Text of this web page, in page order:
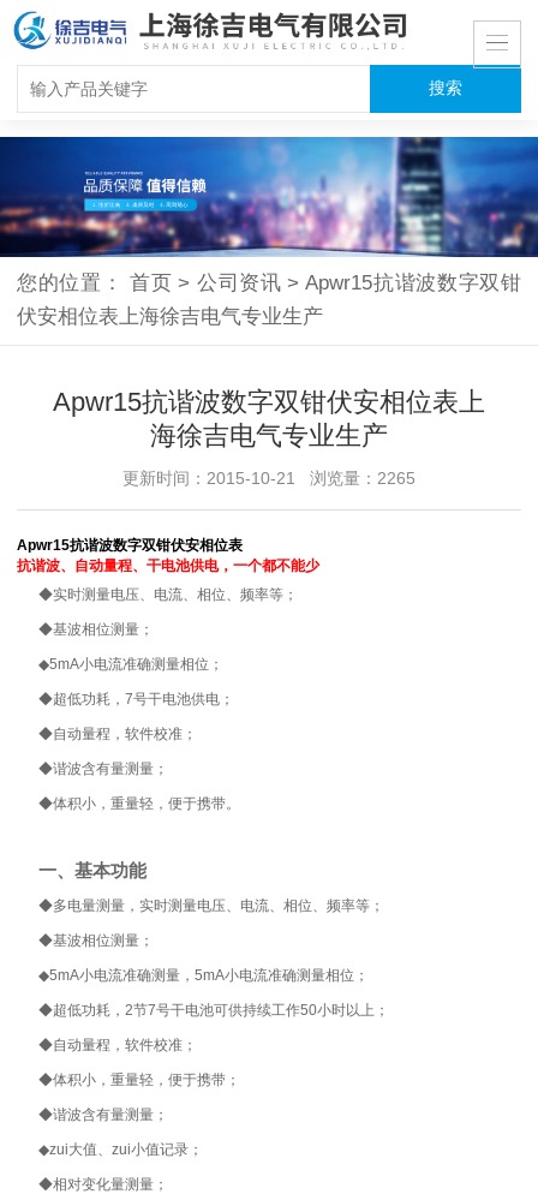
您的位置： 首页 > 公司资讯 > Apwr15抗谐波数字双钳
伏安相位表上海徐吉电气专业生产
Apwr15抗谐波数字双钳伏安相位表上
海徐吉电气专业生产
更新时间：2015-10-21 浏览量：2265
Apwr15抗谐波数字双钳伏安相位表
抗谐波、自动量程、干电池供电，一个都不能少
◆实时测量电压、电流、相位、频率等；
◆基波相位测量；
◆5mA小电流准确测量相位；
◆超低功耗， 7号干电池供电；
◆自动量程，软件校准；
◆谐波含有量测量；
◆体积小，重量轻，便于携带。
一、基本功能
◆多电量测量，实时测量电压、电流、相位、频率等；
◆基波相位测量；
◆5mA小电流准确测量， 5mA小电流准确测量相位；
◆超低功耗， 2节7号干电池可供持续工作50小时以上；
◆自动量程，软件校准；
◆体积小，重量轻，便于携带；
◆谐波含有量测量；
◆zui大值、zui小值记录；
◆相对变化量测量；